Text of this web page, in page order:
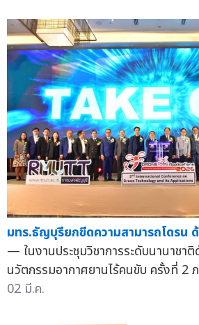
มทร.ธัญบุรียกขีดความสามารถโดรน
— ในงานประชุมวิชาการระดับนานาชาติ
นวัตกรรมอากาศยานไร้คนขับ ครั้งที่ 2
02 มี.ค.